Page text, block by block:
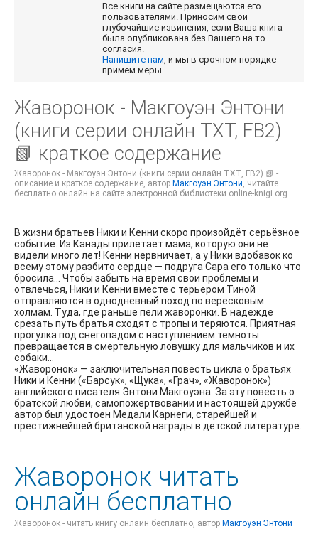
Все книги на сайте размещаются его
пользователями. Приносим свои
глубочайшие извинения, если Ваша книга
была опубликована без Вашего на то
согласия.
Напишите нам, и мы в срочном порядке
примем меры.
Жаворонок - Макгоуэн Энтони
(книги серии онлайн TXT, FB2)
📗 краткое содержание
Жаворонок - Макгоуэн Энтони (книги серии онлайн TXT, FB2) 📗 -
описание и краткое содержание, автор Макгоуэн Энтони, читайте
бесплатно онлайн на сайте электронной библиотеки online-knigi.org
В жизни братьев Ники и Кенни скоро произойдёт серьёзное
событие. Из Канады прилетает мама, которую они не
видели много лет! Кенни нервничает, а у Ники вдобавок ко
всему этому разбито сердце — подруга Сара его только что
бросила… Чтобы забыть на время свои проблемы и
отвлечься, Ники и Кенни вместе с терьером Тиной
отправляются в однодневный поход по вересковым
холмам. Туда, где раньше пели жаворонки. В надежде
срезать путь братья сходят с тропы и теряются. Приятная
прогулка под снегопадом с наступлением темноты
превращается в смертельную ловушку для мальчиков и их
собаки…
«Жаворонок» — заключительная повесть цикла о братьях
Ники и Кенни («Барсук», «Щука», «Грач», «Жаворонок»)
английского писателя Энтони Макгоуэна. За эту повесть о
братской любви, самопожертвовании и настоящей дружбе
автор был удостоен Медали Карнеги, старейшей и
престижнейшей британской награды в детской литературе.
Жаворонок читать
онлайн бесплатно
Жаворонок - читать книгу онлайн бесплатно, автор Макгоуэн Энтони